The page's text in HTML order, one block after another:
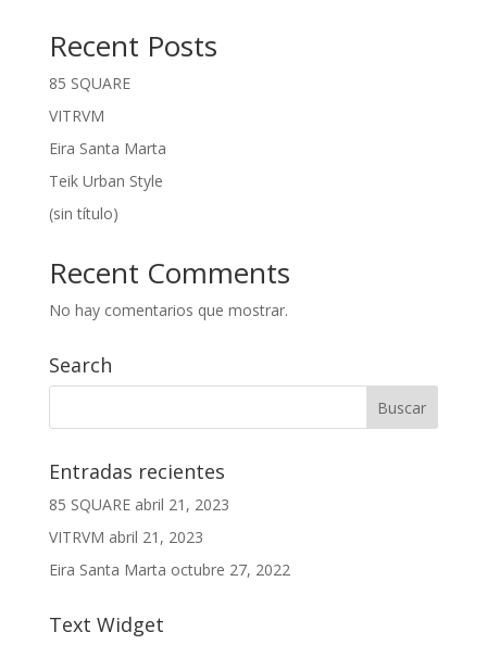
Recent Posts
85 SQUARE
VITRVM
Eira Santa Marta
Teik Urban Style
(sin título)
Recent Comments
No hay comentarios que mostrar.
Search
Entradas recientes
85 SQUARE abril 21, 2023
VITRVM abril 21, 2023
Eira Santa Marta octubre 27, 2022
Text Widget